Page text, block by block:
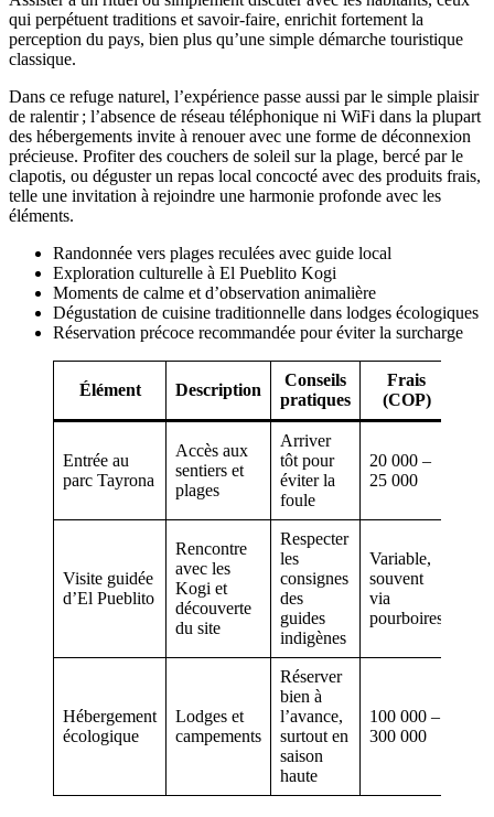
qui perpétuent traditions et savoir-faire, enrichit fortement la
perception du pays, bien plus qu’une simple démarche touristique
classique.
Dans ce refuge naturel, l’expérience passe aussi par le simple plaisir
de ralentir ; l’absence de réseau téléphonique ni WiFi dans la plupart
des hébergements invite à renouer avec une forme de déconnexion
précieuse. Profiter des couchers de soleil sur la plage, bercé par le
clapotis, ou déguster un repas local concocté avec des produits frais,
telle une invitation à rejoindre une harmonie profonde avec les
éléments.
Randonnée vers plages reculées avec guide local
Exploration culturelle à El Pueblito Kogi
Moments de calme et d’observation animalière
Dégustation de cuisine traditionnelle dans lodges écologiques
Réservation précoce recommandée pour éviter la surcharge
Élément Description
Conseils
pratiques
Frais
(COP)
Entrée au
parc Tayrona
Accès aux
sentiers et
plages
Arriver
tôt pour
éviter la
foule
20 000 –
25 000
Visite guidée
d’El Pueblito
Rencontre
avec les
Kogi et
découverte
du site
Respecter
les
consignes
des
guides
indigènes
Variable,
souvent
via
pourboires
Hébergement
écologique
Lodges et
campements
Réserver
bien à
l’avance,
surtout en
saison
haute
100 000 –
300 000